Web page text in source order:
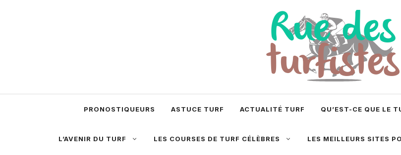
PRONOSTIQUEURS ASTUCE TURF ACTUALITÉ TURF QU’EST-CE QUE LE
L’AVENIR DU TURF LES COURSES DE TURF CÉLÈBRES LES MEILLEURS SITES